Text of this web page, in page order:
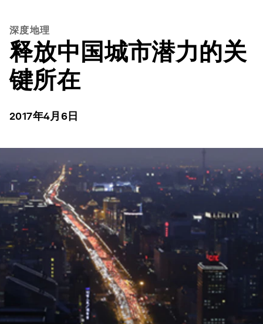
深度地理
释放中国城市潜力的关
键所在
2017年4月6日